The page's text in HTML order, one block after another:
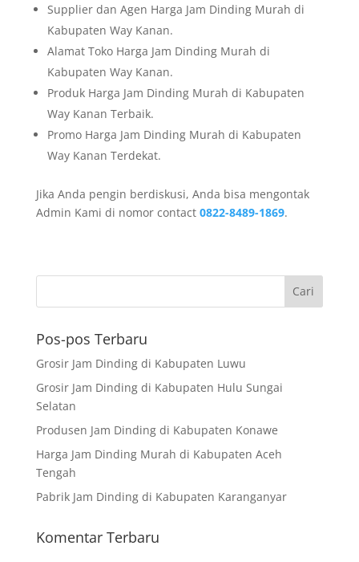
Supplier dan Agen Harga Jam Dinding Murah di
Kabupaten Way Kanan.
Alamat Toko Harga Jam Dinding Murah di
Kabupaten Way Kanan.
Produk Harga Jam Dinding Murah di Kabupaten
Way Kanan Terbaik.
Promo Harga Jam Dinding Murah di Kabupaten
Way Kanan Terdekat.
Jika Anda pengin berdiskusi, Anda bisa mengontak
Admin Kami di nomor contact 0822-8489-1869.
Pos-pos Terbaru
Grosir Jam Dinding di Kabupaten Luwu
Grosir Jam Dinding di Kabupaten Hulu Sungai
Selatan
Produsen Jam Dinding di Kabupaten Konawe
Harga Jam Dinding Murah di Kabupaten Aceh
Tengah
Pabrik Jam Dinding di Kabupaten Karanganyar
Komentar Terbaru